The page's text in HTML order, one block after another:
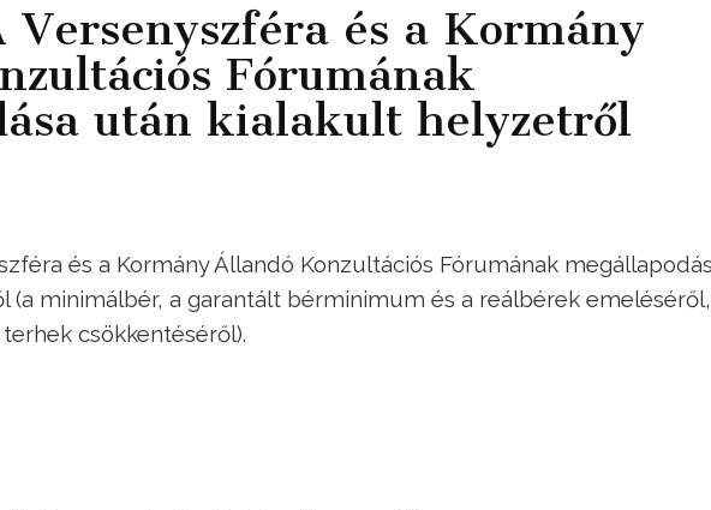
Versenyszféra és a Kormány
Fórumának
után kialakult helyzetről
és a Kormány Állandó Konzultációs Fórumának
(a minimálbér, a garantált bérminimum és a reálbérek emeléséről,
csökkentéséről).